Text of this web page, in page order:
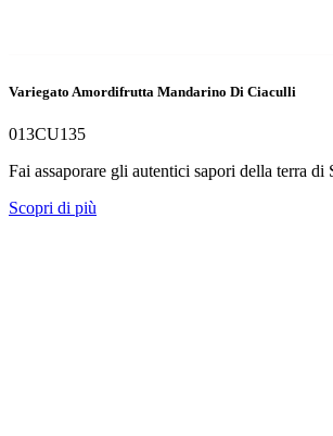
Variegato Amordifrutta Mandarino Di Ciaculli
013CU135
Fai assaporare gli autentici sapori della terra
Scopri di più